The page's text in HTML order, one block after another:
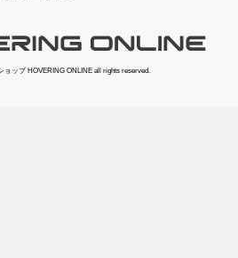
ョップ HOVERING ONLINE all rights reserved.